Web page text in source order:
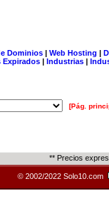
Dominios| Web Hosting |
Expirados | Industrias |
[Pág.
** Precios
© 2002/2022 Solo10.com